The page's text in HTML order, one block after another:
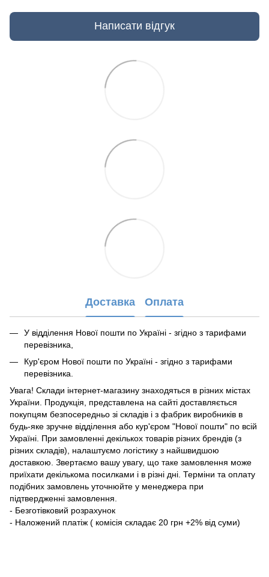
Написати відгук
Доставка Оплата
У відділення Нової пошти по Україні - згідно з тарифами
перевізника,
Кур'єром Нової пошти по Україні - згідно з тарифами
перевізника.
Увага! Склади інтернет-магазину знаходяться в різних містах
України. Продукція, представлена ​​на сайті доставляється
покупцям безпосередньо зі складів і з фабрик виробників в
будь-яке зручне відділення або кур'єром "Нової пошти" по всій
Україні. При замовленні декількох товарів різних брендів (з
різних складів), налаштуємо логістику з найшвидшою
доставкою. Звертаємо вашу увагу, що таке замовлення може
приїхати декількома посилками і в різні дні. Терміни та оплату
подібних замовлень уточнюйте у менеджера при
підтвердженні замовлення.
- Безготівковий розрахунок
- Наложений платіж ( комісія складає 20 грн +2% від суми)